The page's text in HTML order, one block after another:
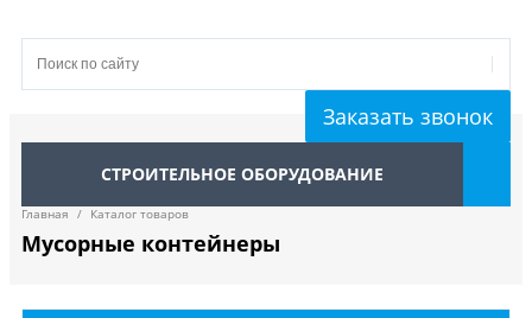
Заказать звонок
СТРОИТЕЛЬНОЕ ОБОРУДОВАНИЕ
Главная / Каталог товаров
Мусорные контейнеры